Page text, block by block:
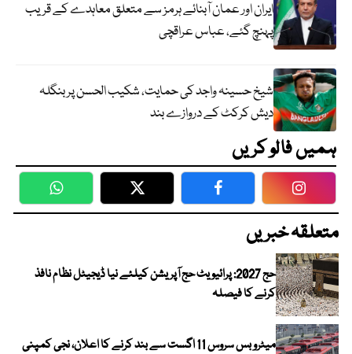
ایران اور عمان آبنائے ہرمز سے متعلق معاہدے کے قریب
پہنچ گئے، عباس عراقچی
شیخ حسینہ واجد کی حمایت، شکیب الحسن پر بنگلہ
دیش کرکٹ کے دروازے بند
ہمیں فالو کریں
WhatsApp Twitter Facebook
متعلقہ خبریں
حج 2027: پرائیویٹ حج آپریشن کیلئے نیا ڈیجیٹل نظام نافذ
کرنے کا فیصلہ
میٹرو بس سروس 11 اگست سے بند کرنے کا اعلان، نجی کمپنی